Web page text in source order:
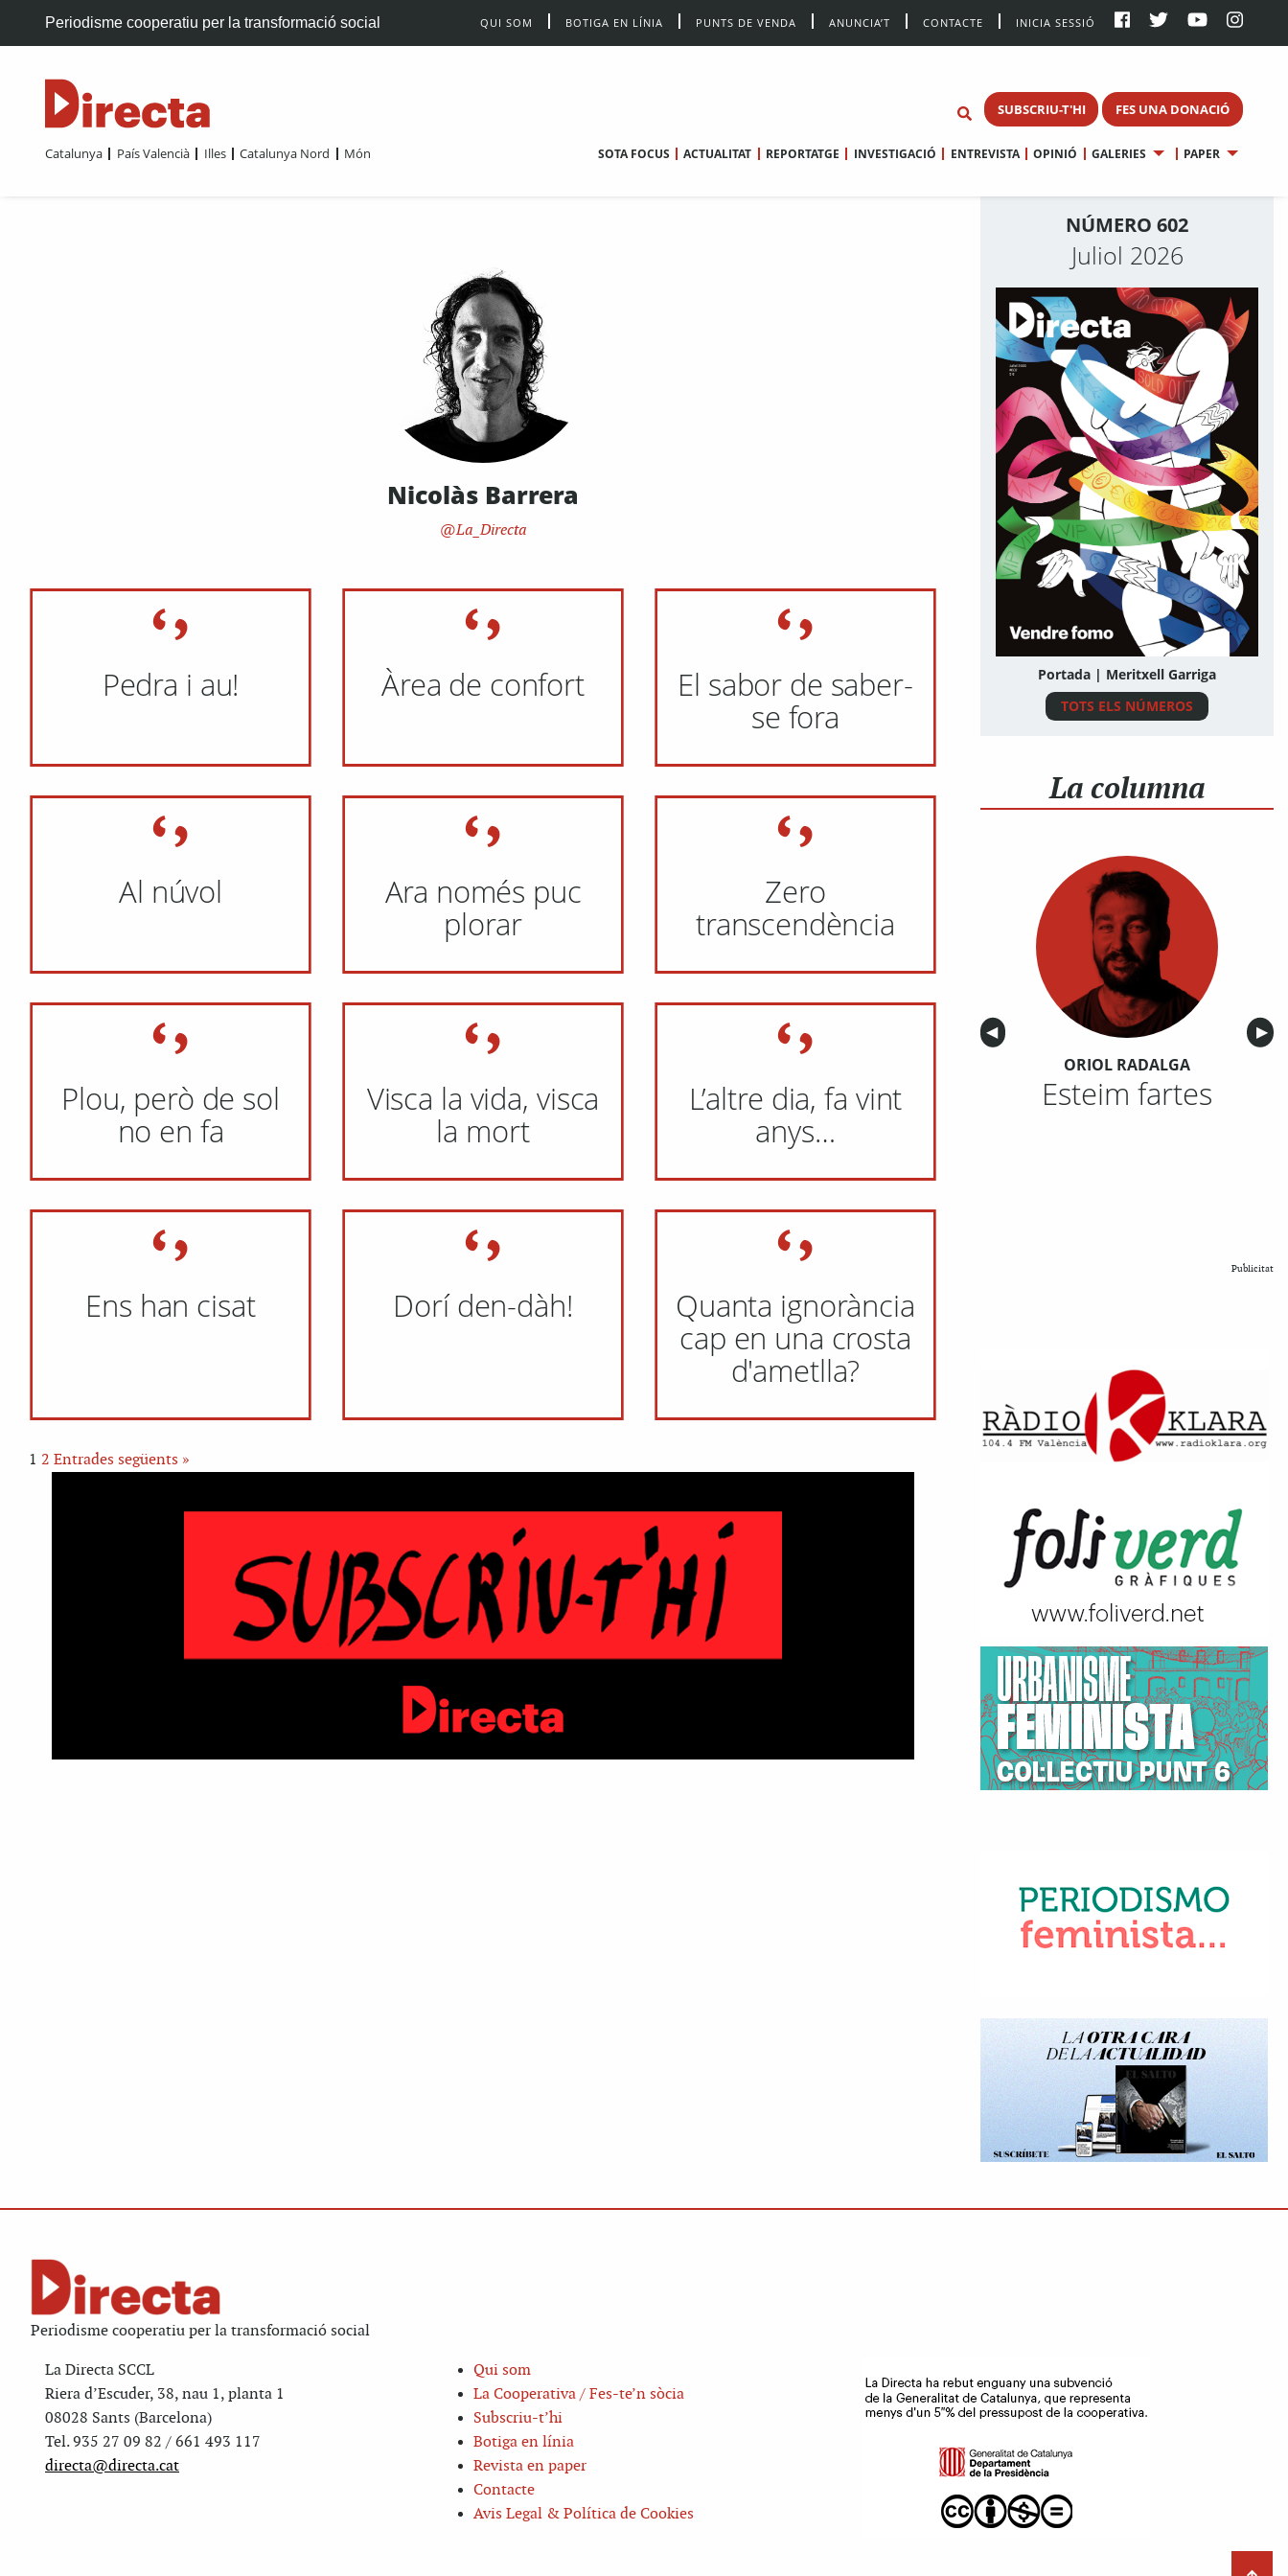
Periodisme cooperatiu per la transformació social QUI SOM BOTIGA EN LÍNIA PUNTS DE VENDA ANUNCIA’T CONTACTE INICIA SESSIÓ
SUBSCRIU-T'HI FES UNA DONACIÓ
Catalunya País Valencià Illes Catalunya Nord Món SOTA FOCUS ACTUALITAT REPORTATGE INVESTIGACIÓ ENTREVISTA OPINIÓ GALERIES PAPER
Nicolàs Barrera
La_Directa
Pedra i au! Àrea de confort
El sabor de saber-
se fora
Al núvol
Ara només puc
plorar
Zero
transcendència
Plou, però de sol
no en fa
Visca la vida, visca
la mort
L’altre dia, fa vint
anys…
Ens han cisat Dorí den-dàh!
Quanta ignorància
cap en una crosta
d'ametlla?
1 2 Entrades següents »
NÚMERO 602
Juliol 2026
Portada | Meritxell Garriga
TOTS ELS NÚMEROS
La columna
Anterior
◀︎ ▶︎
ORIOL RADALGA
Esteim fartes
Publicitat
Periodisme cooperatiu per la transformació social
La Directa SCCL
Riera d’Escuder, 38, nau 1, planta 1
08028 Sants (Barcelona)
Tel. 935 27 09 82 / 661 493 117
directa@directa.cat
Qui som
La Cooperativa / Fes-te’n sòcia
Subscriu-t’hi
Botiga en línia
Revista en paper
Contacte
Avis Legal & Política de Cookies